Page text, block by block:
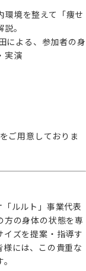
境を整えて「痩せ
。
による、参加者の身
実演
ご用意しておりま
ルルト」事業代表
方の身体の状態を専
ズを提案・指導す
には、この貴重な